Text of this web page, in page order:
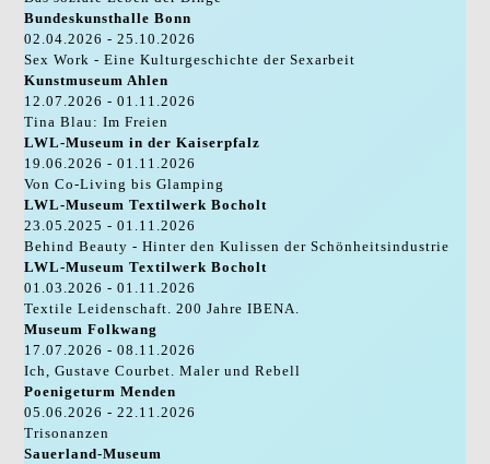
Bundeskunsthalle Bonn
02.04.2026 - 25.10.2026
Sex Work - Eine Kulturgeschichte der Sexarbeit
Kunstmuseum Ahlen
12.07.2026 - 01.11.2026
Tina Blau: Im Freien
LWL-Museum in der Kaiserpfalz
19.06.2026 - 01.11.2026
Von Co-Living bis Glamping
LWL-Museum Textilwerk Bocholt
23.05.2025 - 01.11.2026
Behind Beauty - Hinter den Kulissen der Schönheitsindustrie
LWL-Museum Textilwerk Bocholt
01.03.2026 - 01.11.2026
Textile Leidenschaft. 200 Jahre IBENA.
Museum Folkwang
17.07.2026 - 08.11.2026
Ich, Gustave Courbet. Maler und Rebell
Poenigeturm Menden
05.06.2026 - 22.11.2026
Trisonanzen
Sauerland-Museum